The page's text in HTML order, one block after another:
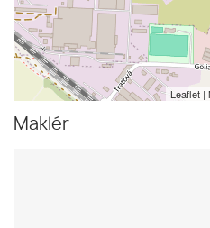
Leaflet |
Maklér